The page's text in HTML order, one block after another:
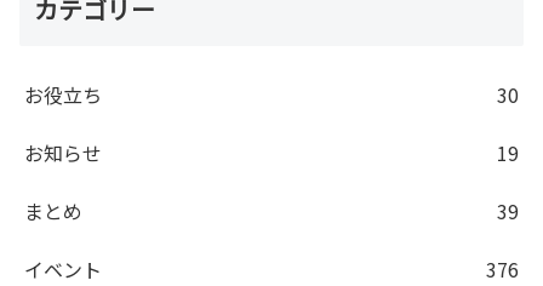
カテゴリー
お役立ち
30
お知らせ
19
まとめ
39
イベント
376